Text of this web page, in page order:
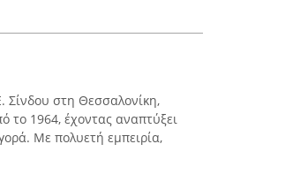
Σίνδου στη Θεσσαλονίκη,
το 1964, έχοντας αναπτύξει
Με πολυετή εμπειρία,